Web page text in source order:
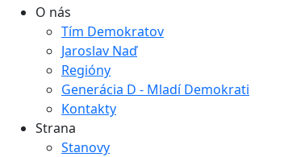
O nás
Tím Demokratov
Jaroslav Naď
Regióny
Generácia D - Mladí Demokrati
Kontakty
Strana
Stanovy